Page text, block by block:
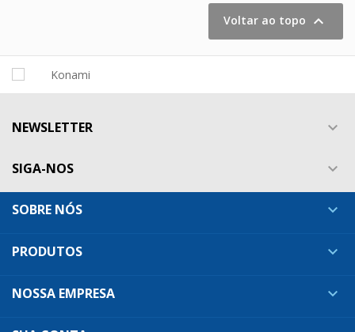
Voltar ao topo 
NEWSLETTER 
SIGA-NOS 
SOBRE NÓS 
PRODUTOS 
NOSSA EMPRESA 